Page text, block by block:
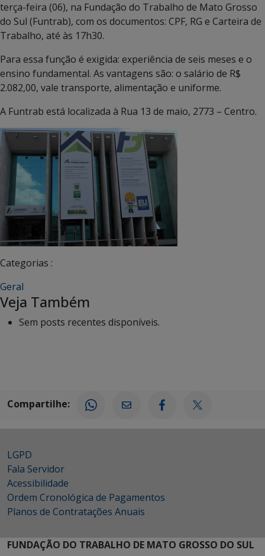
terça-feira (06), na Fundação do Trabalho de Mato Grosso
do Sul (Funtrab), com os documentos: CPF, RG e Carteira de
Trabalho, até às 17h30.
Para essa função é exigida: experiência de seis meses e o
ensino fundamental. As vantagens são: o salário de R$
2.082,00, vale transporte, alimentação e uniforme.
A Funtrab está localizada à Rua 13 de maio, 2773 – Centro.
Categorias :
Geral
Veja Também
Sem posts recentes disponíveis.
Compartilhe:
LGPD
Fala Servidor
Acessibilidade
Ordem Cronológica de Pagamentos
Planos de Contratações Anuais
FUNDAÇÃO DO TRABALHO DE MATO GROSSO DO SUL